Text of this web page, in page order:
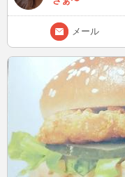
メール